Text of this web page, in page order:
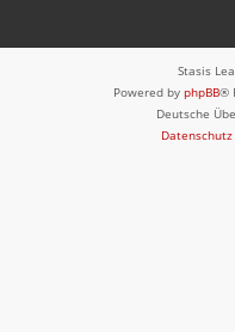
Stasis
Powered by phpBB®
Deutsche
Datenschutz